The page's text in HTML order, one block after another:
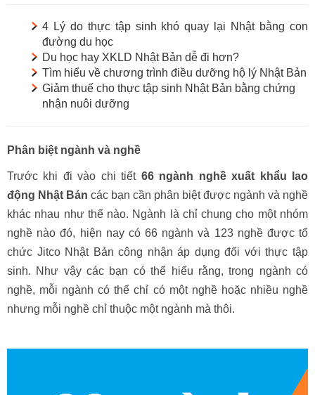
4 Lý do thực tập sinh khó quay lại Nhật bằng con
đường du học
Du học hay XKLD Nhật Bản dễ đi hơn?
Tìm hiểu về chương trình điều dưỡng hộ lý Nhật Bản
Giảm thuế cho thực tập sinh Nhật Bản bằng chứng
nhận nuôi dưỡng
Phân biệt ngành và nghề
Trước khi đi vào chi tiết 66 ngành nghề xuất khẩu lao
động Nhật Bản các bạn cần phân biệt được ngành và nghề
khác nhau như thế nào. Ngành là chỉ chung cho một nhóm
nghề nào đó, hiện nay có 66 ngành và 123 nghề được tổ
chức Jitco Nhật Bản công nhận áp dụng đối với thực tập
sinh. Như vậy các bạn có thể hiểu rằng, trong ngành có
nghề, mỗi ngành có thể chỉ có một nghề hoặc nhiều nghề
nhưng mỗi nghề chỉ thuộc một ngành mà thôi.